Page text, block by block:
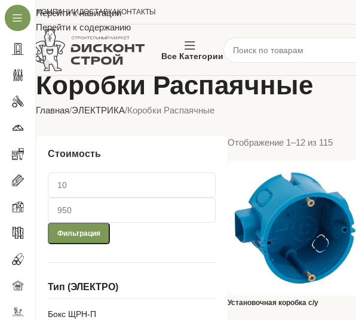
Перейти к навигации
Перейти к содержанию
О КОМПАНИИДОСТАВКАКОНТАКТЫ
Все Категории
Коробки Распаячные
Главная ЭЛЕКТРИКА Коробки Распаячные
Стоимость
Фильтрация
Тип (ЭЛЕКТРО)
Бокс ЩРН-П
Отображение 1–12 из 115
Установочная коробка с/у